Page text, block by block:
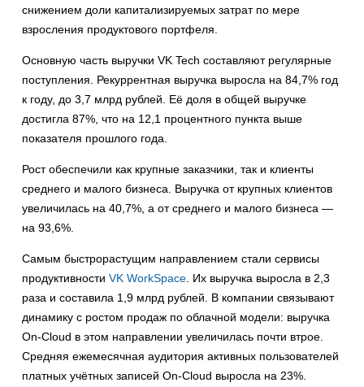
снижением доли капитализируемых затрат по мере
взросления продуктового портфеля.
Основную часть выручки VK Tech составляют регулярные
поступления. Рекуррентная выручка выросла на 84,7% год
к году, до 3,7 млрд рублей. Её доля в общей выручке
достигла 87%, что на 12,1 процентного пункта выше
показателя прошлого года.
Рост обеспечили как крупные заказчики, так и клиенты
среднего и малого бизнеса. Выручка от крупных клиентов
увеличилась на 40,7%, а от среднего и малого бизнеса —
на 93,6%.
Самым быстрорастущим направлением стали сервисы
продуктивности VK WorkSpace. Их выручка выросла в 2,3
раза и составила 1,9 млрд рублей. В компании связывают
динамику с ростом продаж по облачной модели: выручка
On-Cloud в этом направлении увеличилась почти втрое.
Средняя ежемесячная аудитория активных пользователей
платных учётных записей On-Cloud выросла на 23%.